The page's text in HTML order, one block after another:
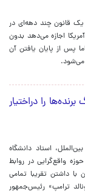
یک قانون چند دهه‌ای در
اجازه می‌دهد بدون
شود اما پس از پایان یافتن آن
می‌شود.
را دراختیار
استاد دانشگاه
واقع‌گرایی در روابط
با داشتن تقریبا تمامی
ترامپ» رئیس‌جمهور